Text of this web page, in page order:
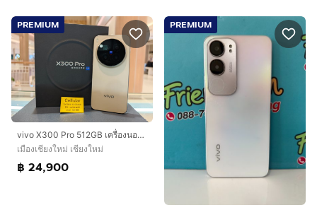
PREMIUM
vivo X300 Pro 512GB เครื่องนอก สภาพสวยมาก ประกัน2เดือนกว่า ครบกล่อง
เมืองเชียงใหม่ เชียงใหม่
฿ 24,900
PREMIUM